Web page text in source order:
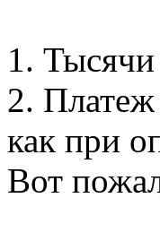
1.
2. Платеж
как при
Вот